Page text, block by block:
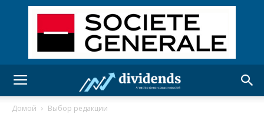
Домой Выбор редакции